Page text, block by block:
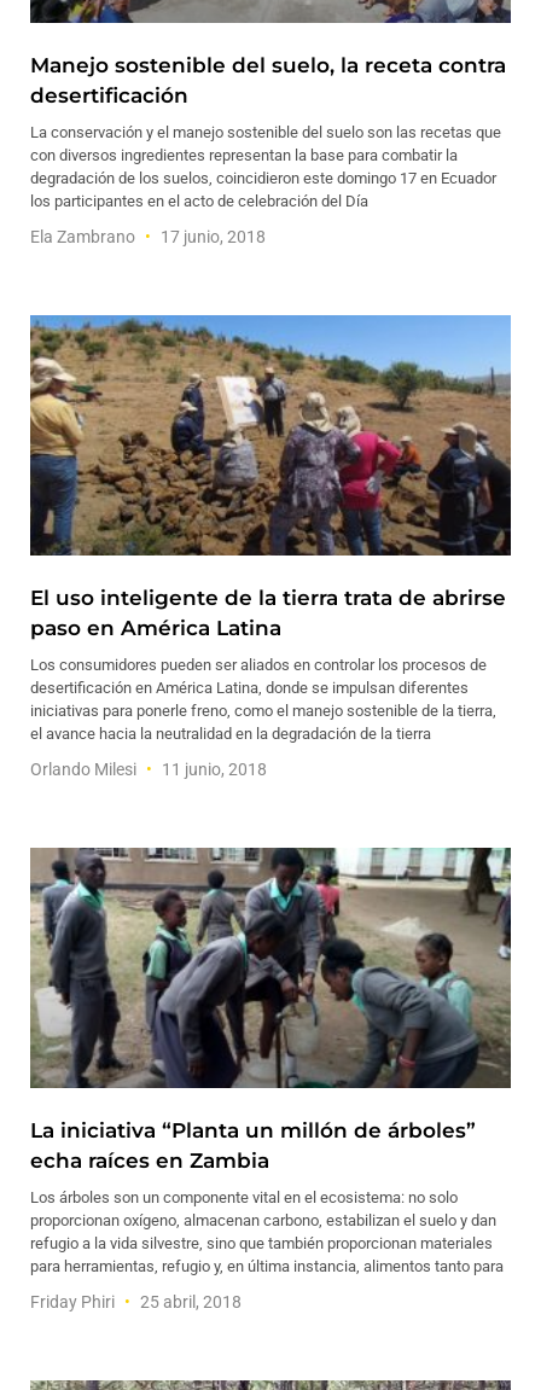
Manejo sostenible del suelo, la receta contra
desertificación
La conservación y el manejo sostenible del suelo son las recetas que
con diversos ingredientes representan la base para combatir la
degradación de los suelos, coincidieron este domingo 17 en Ecuador
los participantes en el acto de celebración del Día
Ela Zambrano 17 junio, 2018
El uso inteligente de la tierra trata de abrirse
paso en América Latina
Los consumidores pueden ser aliados en controlar los procesos de
desertificación en América Latina, donde se impulsan diferentes
iniciativas para ponerle freno, como el manejo sostenible de la tierra,
el avance hacia la neutralidad en la degradación de la tierra
Orlando Milesi 11 junio, 2018
La iniciativa “Planta un millón de árboles”
echa raíces en Zambia
Los árboles son un componente vital en el ecosistema: no solo
proporcionan oxígeno, almacenan carbono, estabilizan el suelo y dan
refugio a la vida silvestre, sino que también proporcionan materiales
para herramientas, refugio y, en última instancia, alimentos tanto para
Friday Phiri 25 abril, 2018